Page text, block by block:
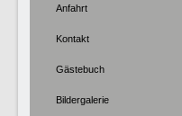
Anfahrt
Kontakt
Gästebuch
Bildergalerie